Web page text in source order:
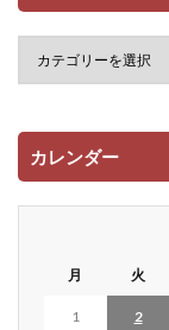
カレンダー
月 火
1 2